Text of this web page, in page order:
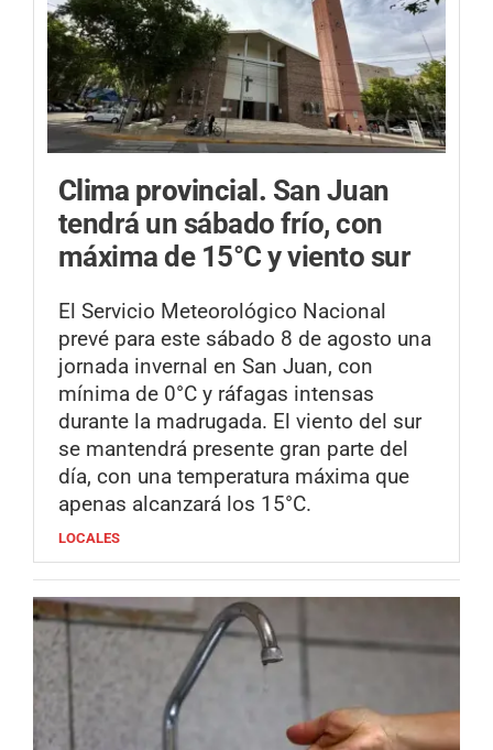
Clima provincial. San Juan
tendrá un sábado frío, con
máxima de 15°C y viento sur
El Servicio Meteorológico Nacional
prevé para este sábado 8 de agosto una
jornada invernal en San Juan, con
mínima de 0°C y ráfagas intensas
durante la madrugada. El viento del sur
se mantendrá presente gran parte del
día, con una temperatura máxima que
apenas alcanzará los 15°C.
LOCALES